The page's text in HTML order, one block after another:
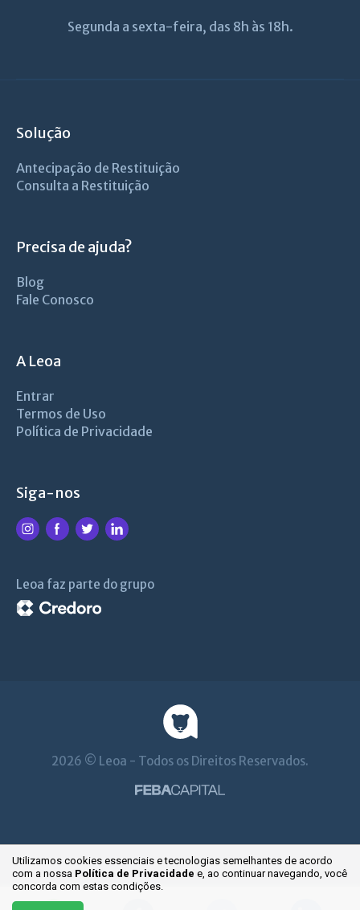
Utilizamos cookies essenciais e tecnologias semelhantes de acordo
com a nossa Política de Privacidade e, ao continuarnavegando, você
concorda com estas condições.
Segunda a sexta-feira, das 8h às 18h.
Solução
Antecipação de Restituição
Consulta a Restituição
Precisa de ajuda?
Blog
Fale Conosco
A Leoa
Entrar
Termos de Uso
Política de Privacidade
Siga-nos
Leoa faz parte do grupo
2026 © Leoa - Todos os Direitos Reservados.